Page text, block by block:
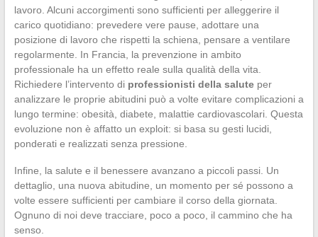
lavoro. Alcuni accorgimenti sono sufficienti per alleggerire il
carico quotidiano: prevedere vere pause, adottare una
posizione di lavoro che rispetti la schiena, pensare a ventilare
regolarmente. In Francia, la prevenzione in ambito
professionale ha un effetto reale sulla qualità della vita.
Richiedere l’intervento di professionisti della saluteper
analizzare le proprie abitudini può a volte evitare complicazioni a
lungo termine: obesità, diabete, malattie cardiovascolari. Questa
evoluzione non è affatto un exploit: si basa su gesti lucidi,
ponderati e realizzati senza pressione.
Infine, la salute e il benessere avanzano a piccoli passi. Un
dettaglio, una nuova abitudine, un momento per sé possono a
volte essere sufficienti per cambiare il corso della giornata.
Ognuno di noi deve tracciare, poco a poco, il cammino che ha
senso.